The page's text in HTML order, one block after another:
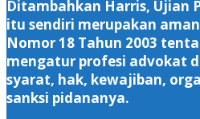
Ditambahkan Harris, Ujian
itu sendiri merupakan
Nomor 18 Tahun 2003
mengatur profesi advokat
syarat, hak, kewajiban,
sanksi pidananya.